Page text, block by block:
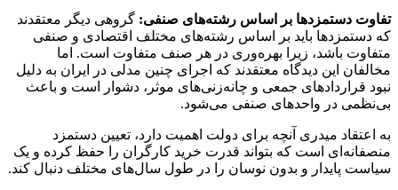
تفاوت دستمزدها بر اساس رشته‌های صنفی: گروهی دیگر معتقدند
که دستمزدها باید بر اساس رشته‌های مختلف اقتصادی و صنفی
متفاوت باشد، زیرا بهره‌وری در هر صنف متفاوت است. اما
مخالفان این دیدگاه معتقدند که اجرای چنین مدلی در ایران به دلیل
نبود قراردادهای جمعی و چانه‌زنی‌های موثر، دشوار است و باعث
بی‌نظمی در واحدهای صنفی می‌شود.
به اعتقاد میدری آنچه برای دولت اهمیت دارد، تعیین دستمزد
منصفانه‌ای است که بتواند قدرت خرید کارگران را حفظ کرده و یک
سیاست پایدار و بدون نوسان را در طول سال‌های مختلف دنبال کند.